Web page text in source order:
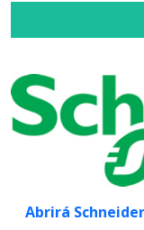
Abrirá